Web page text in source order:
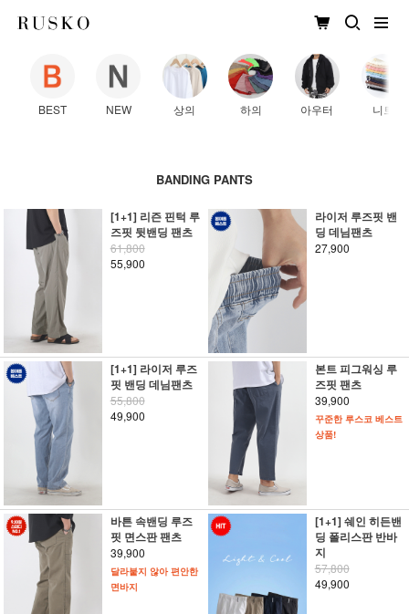
BEST NEW 상의 하의 아우터 니트
BANDING PANTS
[1+1] 리즌 핀턱 루
즈핏 뒷밴딩 팬츠
61,800
55,900
라이저 루즈핏 밴
딩 데님팬츠
27,900
[1+1] 라이저 루즈
핏 밴딩 데님팬츠
55,800
49,900
본트 피그워싱 루
즈핏 팬츠
39,900
꾸준한 루스코 베스트
상품!
바튼 속밴딩 루즈
핏 면스판 팬츠
39,900
달라붙지 않아 편안한
면바지
[1+1] 쉐인 히든밴
딩 폴리스판 반바
지
57,800
49,900